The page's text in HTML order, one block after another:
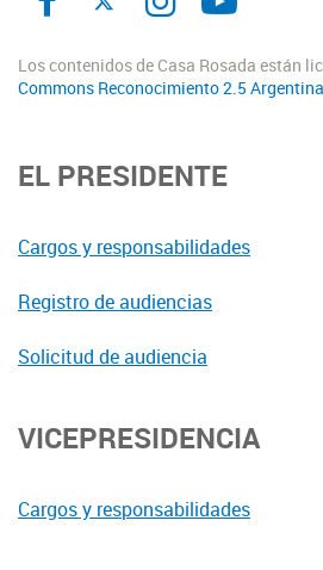
Los contenidos de Casa Rosada están
Commons Reconocimiento 2.5
EL PRESIDENTE
Cargos y responsabilidades
Registro de audiencias
Solicitud de audiencia
VICEPRESIDENCIA
Cargos y responsabilidades